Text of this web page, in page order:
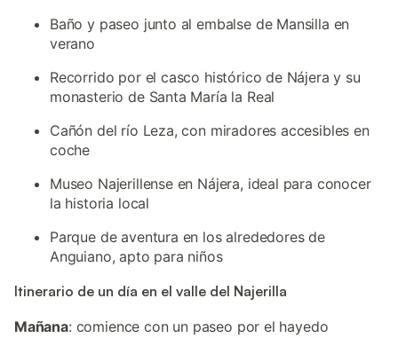
Baño y paseo junto al embalse de Mansilla en
verano
Recorrido por el casco histórico de Nájera y su
monasterio de Santa María la Real
Cañón del río Leza, con miradores accesibles en
coche
Museo Najerillense en Nájera, ideal para conocer
la historia local
Parque de aventura en los alrededores de
Anguiano, apto para niños
Itinerario de un día en el valle del Najerilla
Mañana: comience con un paseo por el hayedo